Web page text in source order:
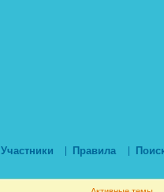
Участники Правила